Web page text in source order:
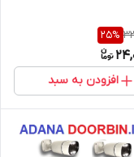
25%
افزودن به سبد